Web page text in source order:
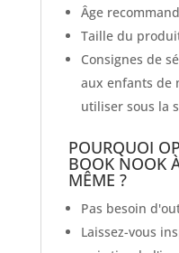
Âge
Taille du
Consignes de
aux enfants de
utiliser sous la
POURQUOI
BOOK NOOK
MÊME ?
Pas besoin
Laissez-vous